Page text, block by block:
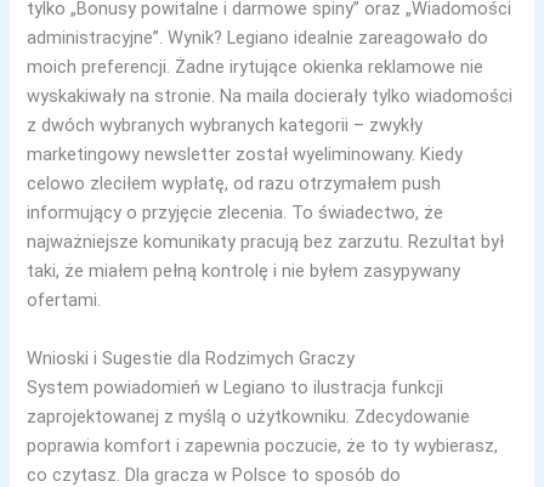
tylko „Bonusy powitalne i darmowe spiny” oraz „Wiadomości
administracyjne”. Wynik? Legiano idealnie zareagowało do
moich preferencji. Żadne irytujące okienka reklamowe nie
wyskakiwały na stronie. Na maila docierały tylko wiadomości
z dwóch wybranych wybranych kategorii – zwykły
marketingowy newsletter został wyeliminowany. Kiedy
celowo zleciłem wypłatę, od razu otrzymałem push
informujący o przyjęcie zlecenia. To świadectwo, że
najważniejsze komunikaty pracują bez zarzutu. Rezultat był
taki, że miałem pełną kontrolę i nie byłem zasypywany
ofertami.
Wnioski i Sugestie dla Rodzimych Graczy
System powiadomień w Legiano to ilustracja funkcji
zaprojektowanej z myślą o użytkowniku. Zdecydowanie
poprawia komfort i zapewnia poczucie, że to ty wybierasz,
co czytasz. Dla gracza w Polsce to sposób do